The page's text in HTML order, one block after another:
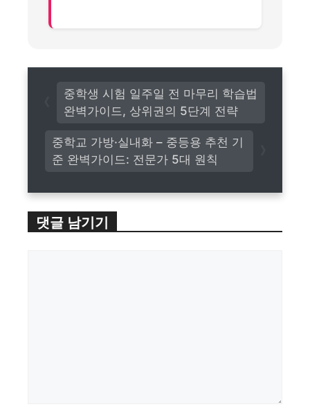
중학교 가방·실내화 – 중등용 추천 기
준 완벽가이드: 전문가 5대 원칙
중학생 시험 일주일 전 마무리 학습법
완벽가이드, 상위권의 5단계 전략
댓글 남기기